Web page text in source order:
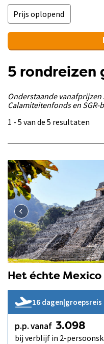
5 rondreizen
Onderstaande
Calamiteitenfonds en SGR-
1 - 5 van de 5 resultaten
Het échte Mexico
16 dagen|groepsreis
p.p. vanaf 3.098
bij verblijf in 2-